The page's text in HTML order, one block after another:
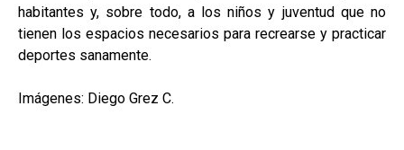
habitantes y, sobre todo, a los niños y juventud que no
tienen los espacios necesarios para recrearse y practicar
deportes sanamente.
Imágenes: Diego Grez C.